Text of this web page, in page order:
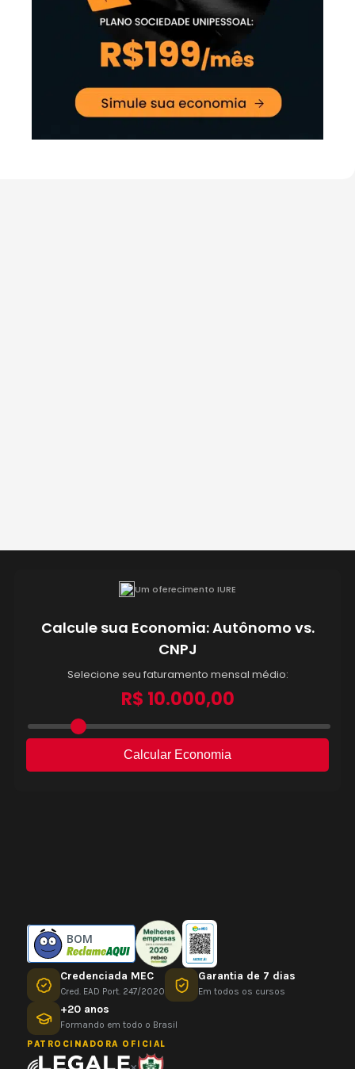
BOM
Credenciada MEC
Cred. EAD Port. 247/2020
Garantia de 7 dias
Em todos os cursos
+20 anos
Formando em todo o Brasil
PATROCINADORA OFICIAL